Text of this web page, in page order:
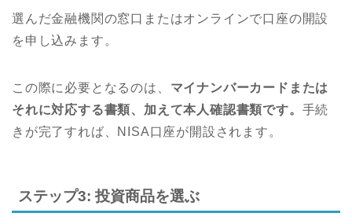
選んだ金融機関の窓口またはオンラインで口座の開設
を申し込みます。
この際に必要となるのは、 マイナンバーカードまたは
それに対応する書類、加えて本人確認書類です。 手続
きが完了すれば、NISA口座が開設されます。
ステップ3: 投資商品を選ぶ